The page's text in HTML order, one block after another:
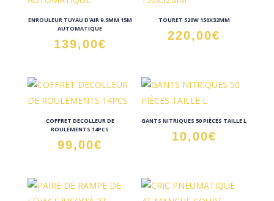
ENROULEUR TUYAU D’AIR 9.5MM 15M
AUTOMATIQUE
139,00€
TOURET 520W 150X32MM
220,00€
COFFRET DECOLLEUR DE
ROULEMENTS 14PCS
99,00€
GANTS NITRIQUES 50 PIÈCES TAILLE L
10,00€